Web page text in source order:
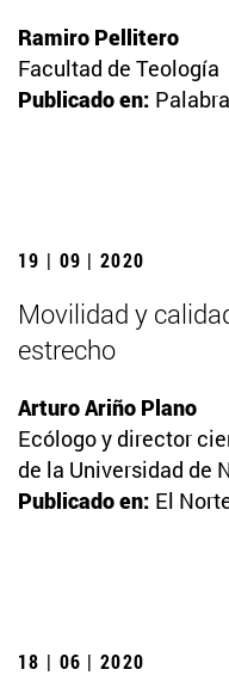
Ramiro Pellitero
Facultad de Teología
Publicado en: Palabra
19 | 09 | 2020
Movilidad y
estrecho
Arturo Ariño Plano
Ecólogo y director
de la Universidad de
Publicado en: El
18 | 06 | 2020